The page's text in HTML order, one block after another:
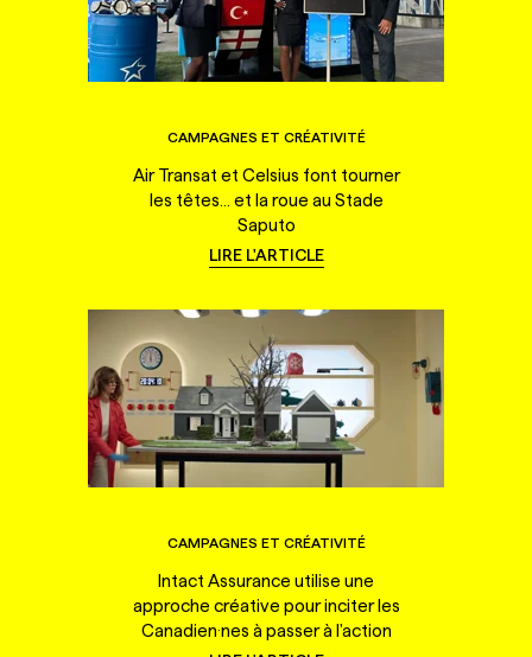
CAMPAGNES ET CRÉATIVITÉ
Air Transat et Celsius font tourner
les têtes... et la roue au Stade
Saputo
LIRE L'ARTICLE
CAMPAGNES ET CRÉATIVITÉ
Intact Assurance utilise une
approche créative pour inciter les
Canadien·nes à passer à l'action